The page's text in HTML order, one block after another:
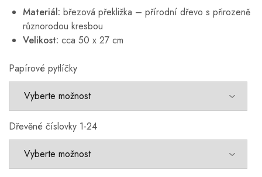
Materiál: březová překližka – přírodní dřevo s přirozeně
různorodou kresbou
Velikost: cca 50 x 27 cm
Papírové pytlíčky
Dřevěné číslovky 1-24